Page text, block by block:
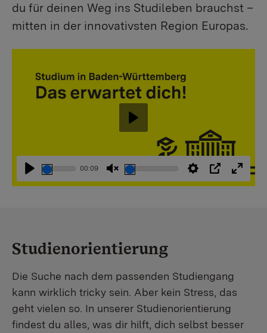
du für deinen Weg ins Studileben brauchst –
mitten in der innovativsten Region Europas.
Abspielen
00:09
StummschaltungEinstellungen
PIP
Abspielen
Studienorientierung
Die Suche nach dem passenden Studiengang
kann wirklich tricky sein. Aber kein Stress, das
geht vielen so. In unserer Studienorientierung
findest du alles, was dir hilft, dich selbst besser